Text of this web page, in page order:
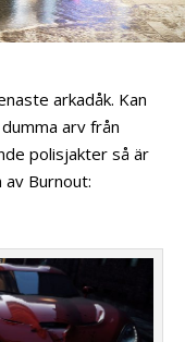
arkadåk. Kan
arv från
polisjakter så är
Burnout: